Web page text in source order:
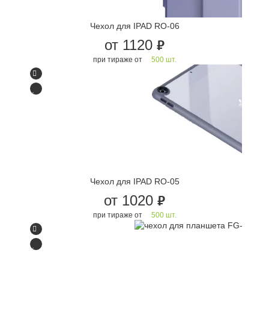
Чехол для IPAD RO-06
от 1120 руб.
при тираже от 500 шт.
Чехол для IPAD RO-05
от 1020 руб.
при тираже от 500 шт.